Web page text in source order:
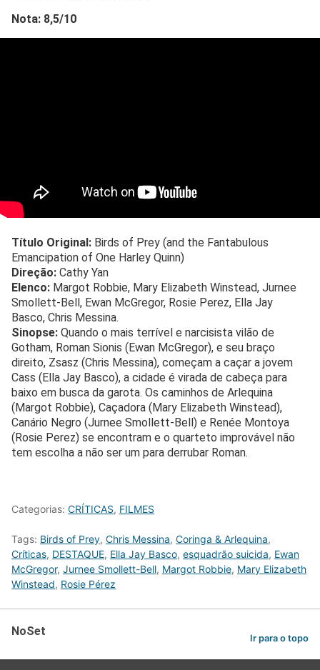
Nota: 8,5/10
Título Original: Birds of Prey (and the Fantabulous
Emancipation of One Harley Quinn)
Direção: Cathy Yan
Elenco: Margot Robbie, Mary Elizabeth Winstead, Jurnee
Smollett-Bell, Ewan McGregor, Rosie Perez, Ella Jay
Basco, Chris Messina.
Sinopse: Quando o mais terrível e narcisista vilão de
Gotham, Roman Sionis (Ewan McGregor), e seu braço
direito, Zsasz (Chris Messina), começam a caçar a jovem
Cass (Ella Jay Basco), a cidade é virada de cabeça para
baixo em busca da garota. Os caminhos de Arlequina
(Margot Robbie), Caçadora (Mary Elizabeth Winstead),
Canário Negro (Jurnee Smollett-Bell) e Renée Montoya
(Rosie Perez) se encontram e o quarteto improvável não
tem escolha a não ser um para derrubar Roman.
Categorias: CRÍTICAS, FILMES
Tags: Birds of Prey, Chris Messina, Coringa & Arlequina,
Críticas, DESTAQUE, Ella Jay Basco, esquadrão suicida, Ewan
McGregor, Jurnee Smollett-Bell, Margot Robbie, Mary Elizabeth
Winstead, Rosie Pérez
NoSet
Ir para o topo